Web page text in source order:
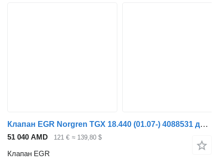
Клапан EGR Norgren TGX 18.440 (01.07-) 4088531 для тягача MAN TGL, TGM, TGS, TGX (2005-2021)
51 040 AMD 121 € ≈ 139,80 $
Клапан EGR